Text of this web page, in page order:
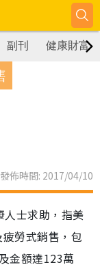
副刊 健康財富
發佈時間: 2017/04/10
人士求助，指美
勞式銷售，包
金額達123萬